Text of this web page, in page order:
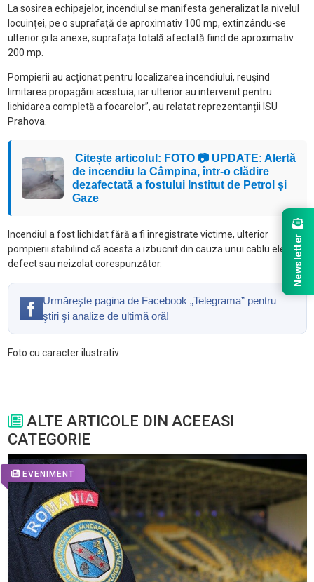
La sosirea echipajelor, incendiul se manifesta generalizat la nivelul
locuinței, pe o suprafață de aproximativ 100 mp, extinzându-se
ulterior și la anexe, suprafața totală afectată fiind de aproximativ
200 mp.
Pompierii au acționat pentru localizarea incendiului, reușind
limitarea propagării acestuia, iar ulterior au intervenit pentru
lichidarea completă a focarelor”, au relatat reprezentanții ISU
Prahova.
Citește articolul: FOTO 📷 UPDATE: Alertă
de incendiu la Câmpina, într-o clădire
dezafectată a fostului Institut de Petrol și
Gaze
Incendiul a fost lichidat fără a fi înregistrate victime, ulterior
pompierii stabilind că acesta a izbucnit din cauza unui cablu electric
defect sau neizolat corespunzător.
Urmăreşte pagina de Facebook „Telegrama” pentru
ştiri şi analize de ultimă oră!
Foto cu caracter ilustrativ
ALTE ARTICOLE DIN ACEEASI
CATEGORIE
EVENIMENT
Newsletter